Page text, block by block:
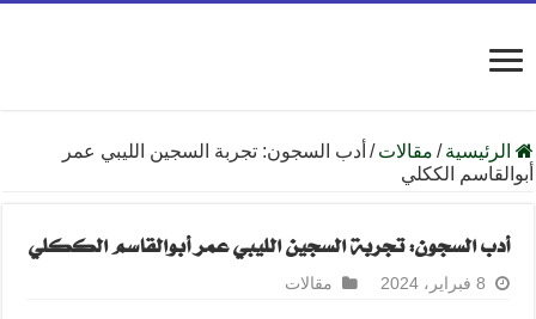
الرئيسية / مقالات / أدب السجون: تجربة السجين الليبي عمر
أبوالقاسم الككلي
أدب السجون: تجربة السجين الليبي عمر أبوالقاسم الككلي
8 فبراير، 2024 مقالات